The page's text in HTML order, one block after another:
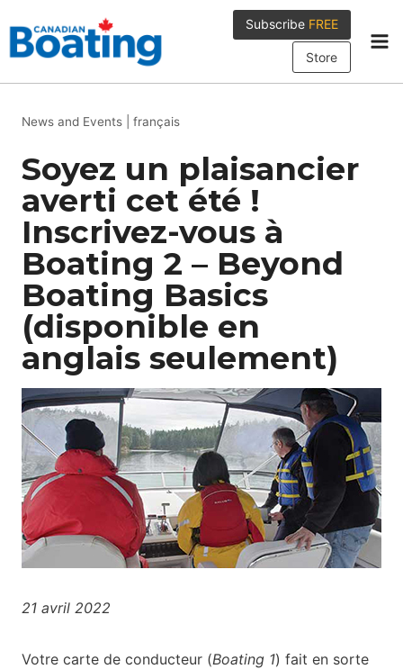
to
content
Subscribe FREE
Store
News and Events français
Soyez un plaisancier
averti cet été !
Inscrivez-vous à
Boating 2 – Beyond
Boating Basics
(disponible en
anglais seulement)
21 avril 2022
Votre carte de conducteur (Boating 1) fait en sorte